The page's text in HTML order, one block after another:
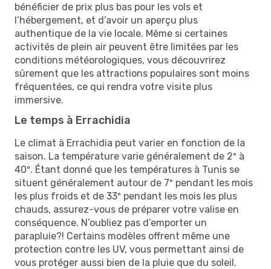
bénéficier de prix plus bas pour les vols et
l’hébergement, et d’avoir un aperçu plus
authentique de la vie locale. Même si certaines
activités de plein air peuvent être limitées par les
conditions météorologiques, vous découvrirez
sûrement que les attractions populaires sont moins
fréquentées, ce qui rendra votre visite plus
immersive.
Le temps à Errachidia
Le climat à Errachidia peut varier en fonction de la
saison. La température varie généralement de 2º à
40º. Étant donné que les températures à Tunis se
situent généralement autour de 7º pendant les mois
les plus froids et de 33º pendant les mois les plus
chauds, assurez-vous de préparer votre valise en
conséquence. N’oubliez pas d’emporter un
parapluie?! Certains modèles offrent même une
protection contre les UV, vous permettant ainsi de
vous protéger aussi bien de la pluie que du soleil.